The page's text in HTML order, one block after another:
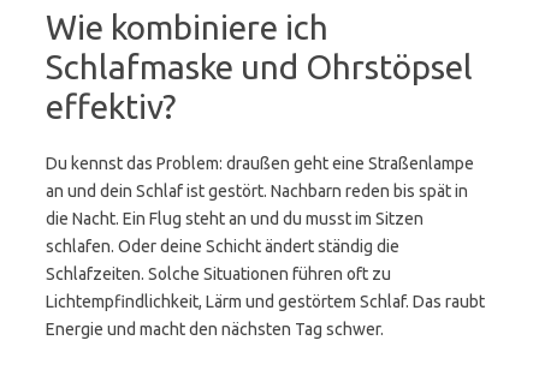
Wie kombiniere ich
Schlafmaske und Ohrstöpsel
effektiv?
Du kennst das Problem: draußen geht eine Straßenlampe
an und dein Schlaf ist gestört. Nachbarn reden bis spät in
die Nacht. Ein Flug steht an und du musst im Sitzen
schlafen. Oder deine Schicht ändert ständig die
Schlafzeiten. Solche Situationen führen oft zu
Lichtempfindlichkeit, Lärm und gestörtem Schlaf. Das raubt
Energie und macht den nächsten Tag schwer.